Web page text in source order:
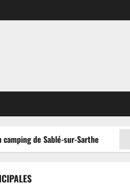
de Sablé-sur-Sarthe